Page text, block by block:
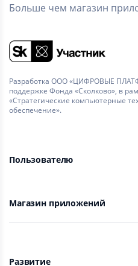
Больше чем магазин
Разработка ООО «ЦИФРОВЫЕ
поддержке Фонда «Сколково», в
«Стратегические компьютерные
обеспечение».
Пользователю
Магазин приложений
Развитие